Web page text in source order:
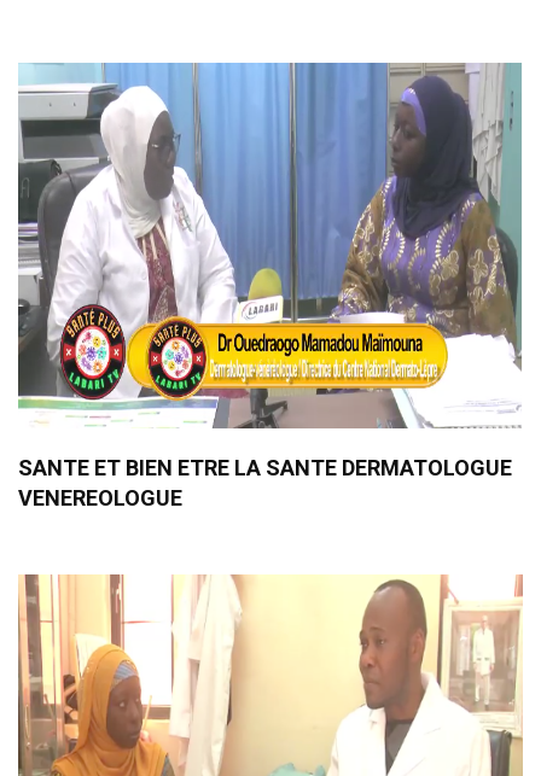
SANTE ET BIEN ETRE LA SANTE DERMATOLOGUE
VENEREOLOGUE